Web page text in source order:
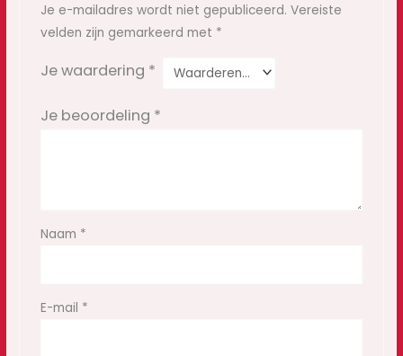
Je e-mailadres wordt niet gepubliceerd. Vereiste
velden zijn gemarkeerd met *
Je waardering *
Je beoordeling *
Naam *
E-mail *